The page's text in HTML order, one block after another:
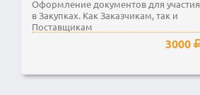
Оформление документов для участия
в Закупках. Как Заказчикам, так и
Поставщикам
3000